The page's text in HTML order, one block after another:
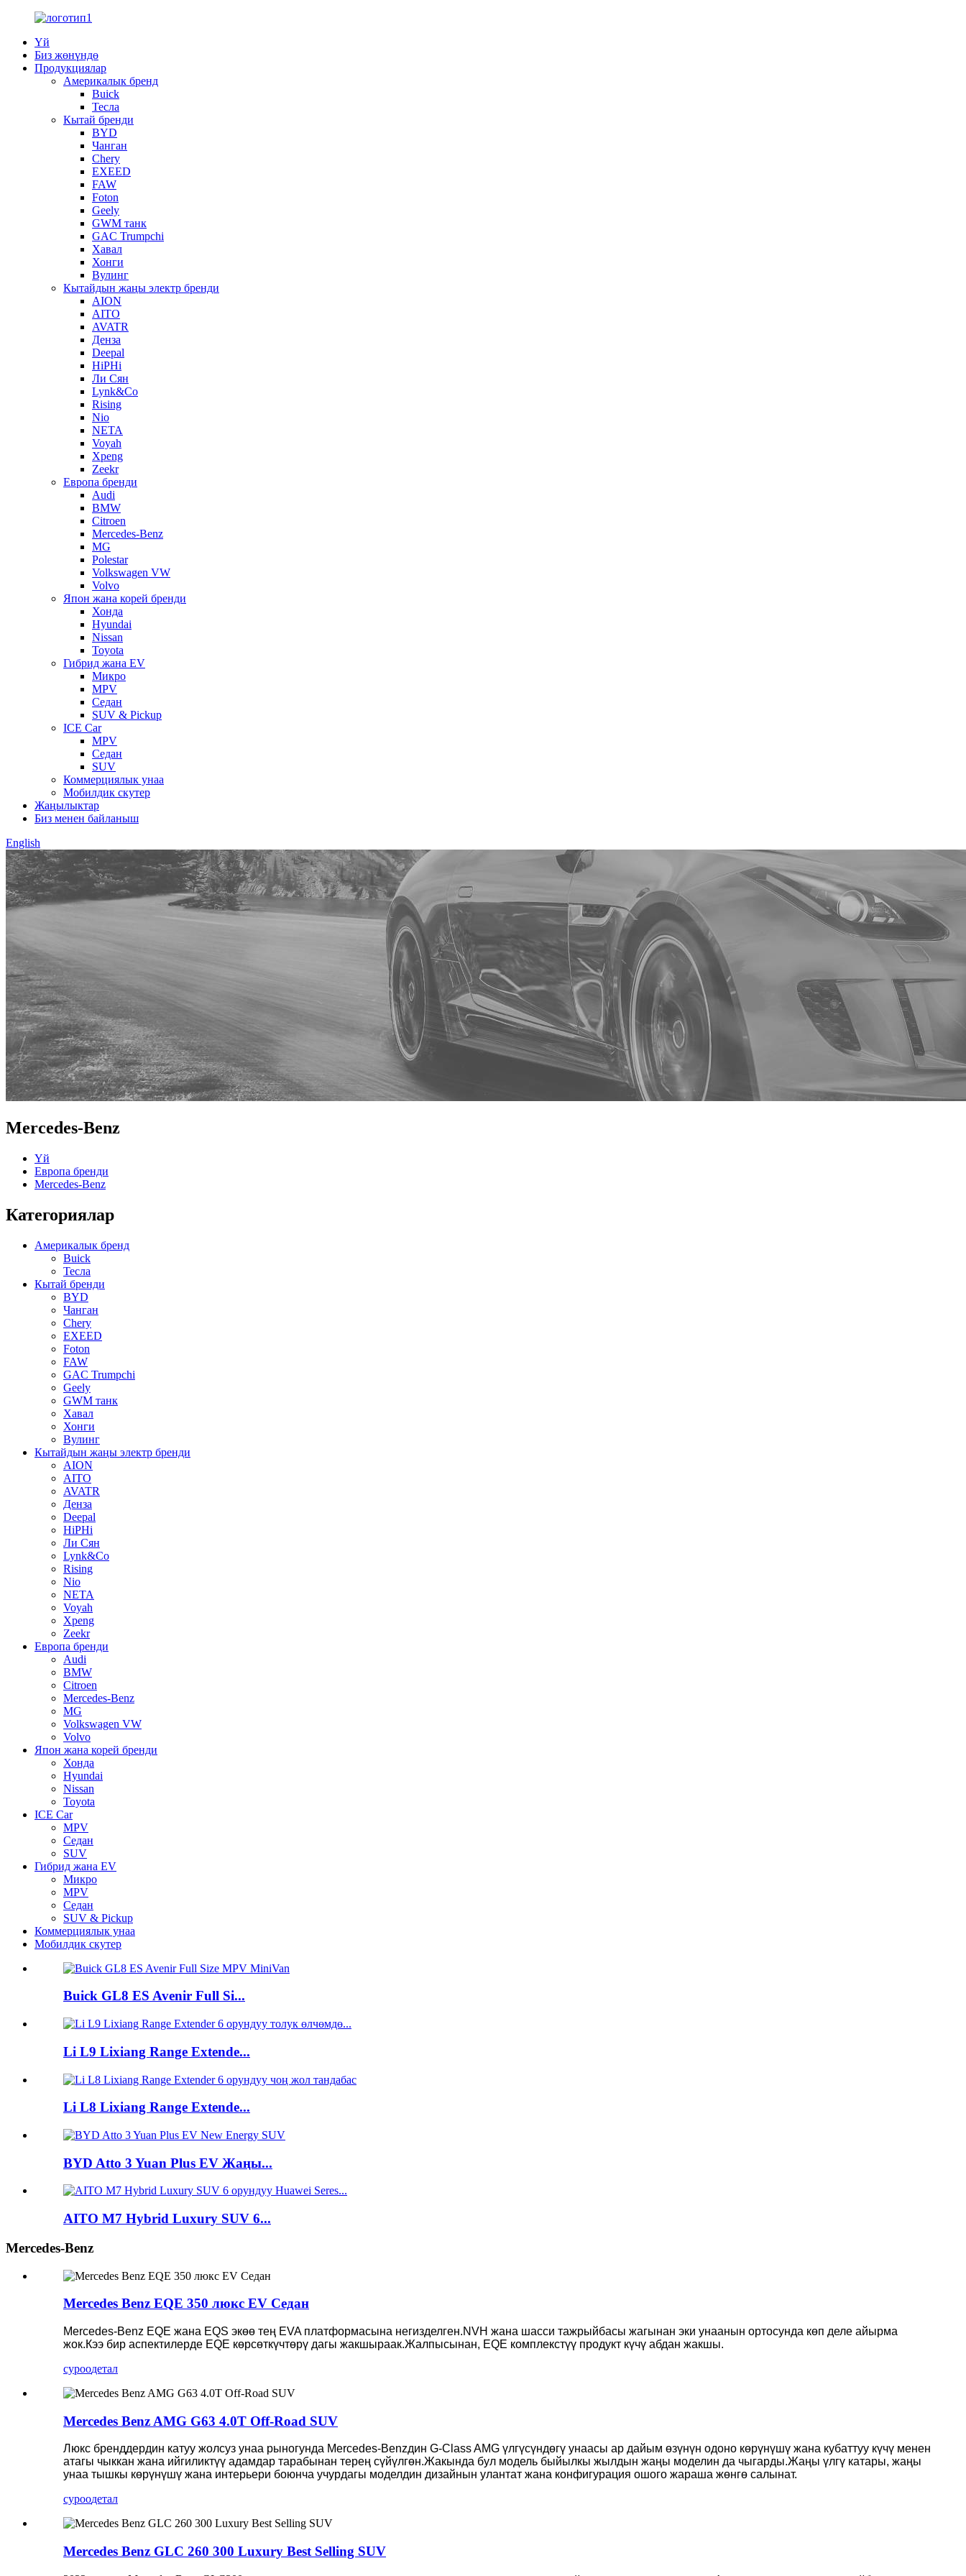
Үй
Биз жөнүндө
Продукциялар
Америкалык бренд
Buick
Тесла
Кытай бренди
BYD
Чанган
Chery
EXEED
FAW
Foton
Geely
GWM танк
GAC Trumpchi
Хавал
Хонги
Вулинг
Кытайдын жаңы электр бренди
AION
AITO
AVATR
Денза
Deepal
HiPHi
Ли Сян
Lynk&Co
Rising
Nio
NETA
Voyah
Xpeng
Zeekr
Европа бренди
Audi
BMW
Citroen
Mercedes-Benz
MG
Polestar
Volkswagen VW
Volvo
Япон жана корей бренди
Хонда
Hyundai
Nissan
Toyota
Гибрид жана EV
Микро
MPV
Седан
SUV & Pickup
ICE Car
MPV
Седан
SUV
Коммерциялык унаа
Мобилдик скутер
Жаңылыктар
Биз менен байланыш
English
Mercedes-Benz
Үй
Европа бренди
Mercedes-Benz
Категориялар
Америкалык бренд
Buick
Тесла
Кытай бренди
BYD
Чанган
Chery
EXEED
Foton
FAW
GAC Trumpchi
Geely
GWM танк
Хавал
Хонги
Вулинг
Кытайдын жаңы электр бренди
AION
AITO
AVATR
Денза
Deepal
HiPHi
Ли Сян
Lynk&Co
Rising
Nio
NETA
Voyah
Xpeng
Zeekr
Европа бренди
Audi
BMW
Citroen
Mercedes-Benz
MG
Volkswagen VW
Volvo
Япон жана корей бренди
Хонда
Hyundai
Nissan
Toyota
ICE Car
MPV
Седан
SUV
Гибрид жана EV
Микро
MPV
Седан
SUV & Pickup
Коммерциялык унаа
Мобилдик скутер
Buick GL8 ES Avenir Full Si...
Li L9 Lixiang Range Extende...
Li L8 Lixiang Range Extende...
BYD Atto 3 Yuan Plus EV Жаңы...
AITO M7 Hybrid Luxury SUV 6...
Mercedes-Benz
Mercedes Benz EQE 350 люкс EV Седан
Mercedes-Benz EQE жана EQS экөө тең EVA платформасына негизделген.NVH жана шасси тажрыйбасы жагынан эки унаанын ортосунда көп деле айырма
жок.Кээ бир аспектилерде EQE көрсөткүчтөрү дагы жакшыраак.Жалпысынан, EQE комплекстүү продукт күчү абдан жакшы.
суроодетал
Mercedes Benz AMG G63 4.0T Off-Road SUV
Люкс бренддердин катуу жолсуз унаа рыногунда Mercedes-Benzдин G-Class AMG үлгүсүндөгү унаасы ар дайым өзүнүн одоно көрүнүшү жана кубаттуу күчү менен
атагы чыккан жана ийгиликтүү адамдар тарабынан терең сүйүлгөн.Жакында бул модель быйылкы жылдын жаңы моделин да чыгарды.Жаңы үлгү катары, жаңы
унаа тышкы көрүнүшү жана интерьери боюнча учурдагы моделдин дизайнын улантат жана конфигурация ошого жараша жөнгө салынат.
суроодетал
Mercedes Benz GLC 260 300 Luxury Best Selling SUV